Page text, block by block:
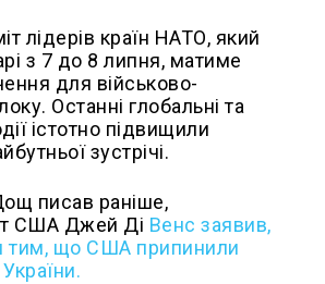
лідерів країн НАТО, який
з 7 до 8 липня, матиме
для військово-
Останні глобальні та
істотно підвищили
зустрічі.
писав раніше,
США Джей Ді Венс заявив,
тим, що США припинили